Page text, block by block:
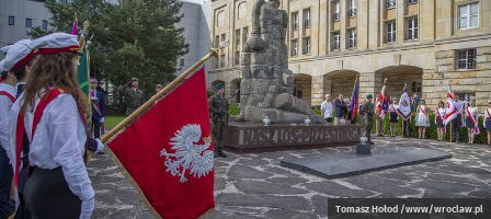
Tomasz Hołod /www/wroclaw.pl